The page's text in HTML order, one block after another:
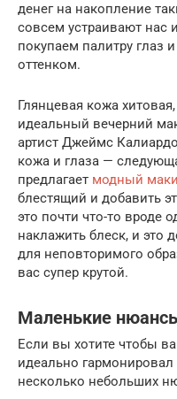
денег на накопление
совсем устраивают нас
покупаем палитру глаз
оттенком.
Глянцевая кожа
идеальный вечерний
артист Джеймс
кожа и глаза —
предлагает модный
блестящий и добавить
это почти что-то вроде
наклажить блеск, и это
для неповторимого
вас супер крутой.
Маленькие
Если вы хотите чтобы
идеально
несколько небольших